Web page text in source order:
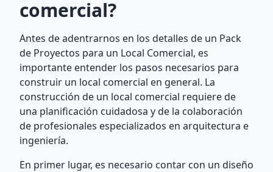
comercial?
Antes de adentrarnos en los detalles de un Pack
de Proyectos para un Local Comercial, es
importante entender los pasos necesarios para
construir un local comercial en general. La
construcción de un local comercial requiere de
una planificación cuidadosa y de la colaboración
de profesionales especializados en arquitectura e
ingeniería.
En primer lugar, es necesario contar con un diseño